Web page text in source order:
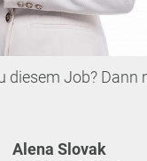
diesem Job? Dann
Alena Slovak